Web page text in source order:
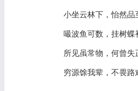
小坐云林下，怡然品
嘬波鱼可数，挂树蝶
所见虽常物，何曾失
穷源馀我辈，不畏路